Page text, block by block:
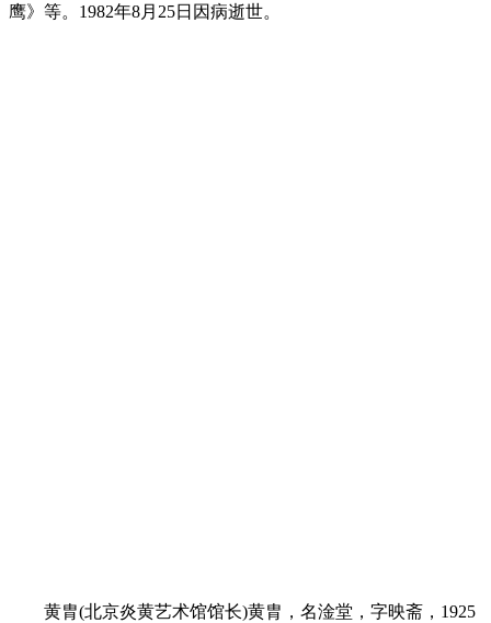
鹰》等。1982年8月25日因病逝世。
黄胄(北京炎黄艺术馆馆长)黄胄，名淦堂，字映斋，1925